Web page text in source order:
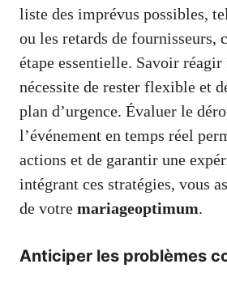
liste des imprévus possibles,
ou les retards de fournisseurs,
étape essentielle. Savoir réagir
nécessite de rester flexible et
plan d’urgence. Évaluer le
l’événement en temps réel
actions et de garantir une
intégrant ces stratégies, vous
de votre mariageoptimum.
Anticiper les problèmes